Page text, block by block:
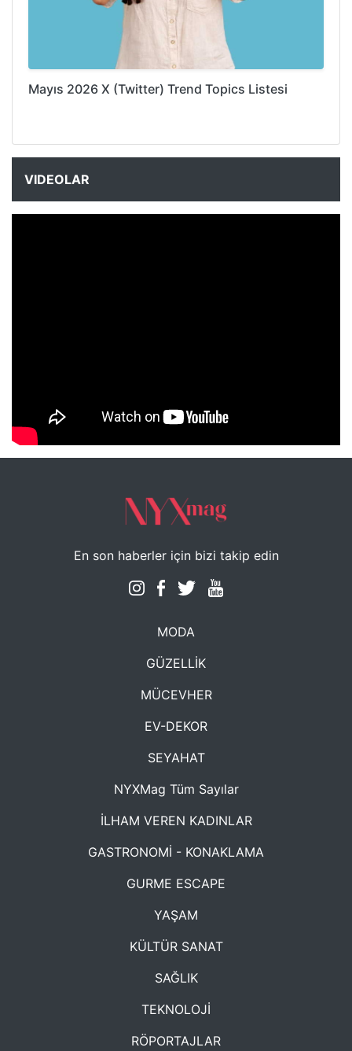
Mayıs 2026 X (Twitter) Trend Topics Listesi
VIDEOLAR
NYXmag 2. Yaş Kutlama Etkinliği
En son haberler için bizi takip edin
MODA
GÜZELLİK
MÜCEVHER
EV-DEKOR
SEYAHAT
NYXMag Tüm Sayılar
İLHAM VEREN KADINLAR
GASTRONOMİ - KONAKLAMA
GURME ESCAPE
YAŞAM
KÜLTÜR SANAT
SAĞLIK
TEKNOLOJİ
RÖPORTAJLAR